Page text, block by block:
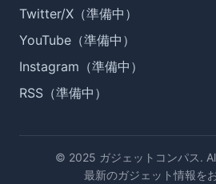
Twitter/X（準備中）
YouTube（準備中）
Instagram（準備中）
RSS（準備中）
© 2025 ガジェットコンパス.
最新のガジェット情報を